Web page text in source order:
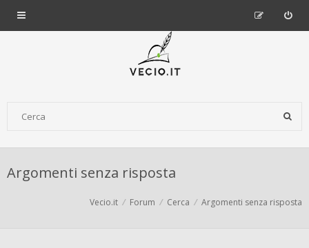
Argomenti senza risposta
Vecio.it Forum Cerca Argomenti senza risposta